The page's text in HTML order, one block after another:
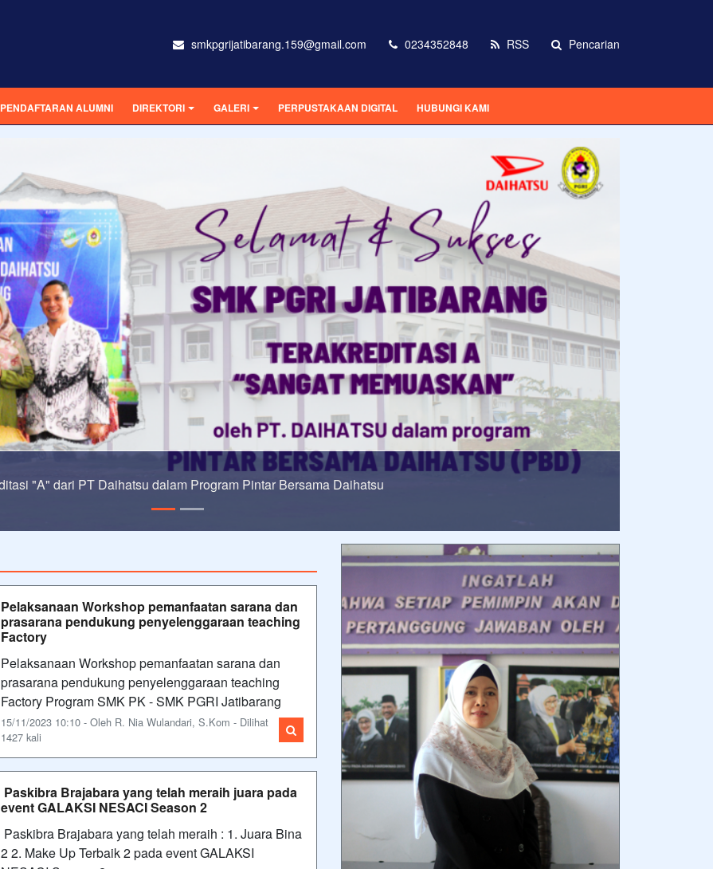
smkpgrijatibarang.159@gmail.com 0234352848 RSS Pencarian
PENDAFTARAN ALUMNI DIREKTORI GALERI PERPUSTAKAAN DIGITAL HUBUNGI KAMI
Informasi PPDB 2024
Pelaksanaan Workshop pemanfaatan sarana dan
prasarana pendukung penyelenggaraan teaching
Factory
Pelaksanaan Workshop pemanfaatan sarana dan
prasarana pendukung penyelenggaraan teaching
Factory Program SMK PK - SMK PGRI Jatibarang
15/11/2023 10:10 - Oleh R. Nia Wulandari, S.Kom - Dilihat
1427 kali
Paskibra Brajabara yang telah meraih juara pada
event GALAKSI NESACI Season 2
Paskibra Brajabara yang telah meraih : 1. Juara Bina
2 2. Make Up Terbaik 2 pada event GALAKSI